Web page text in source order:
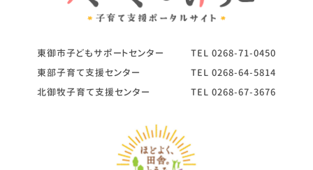
東御市子どもサポートセンター TEL 0268-71-0450
東部子育て支援センター
TEL 0268-64-5814
北御牧子育て支援センター
TEL 0268-67-3676